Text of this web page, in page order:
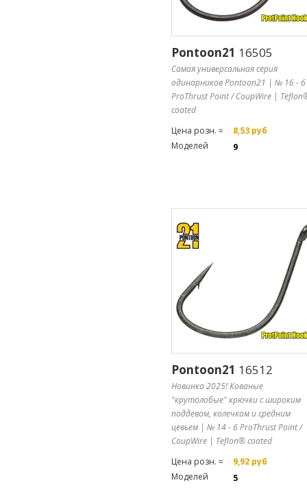
Pontoon21 16505
Самая универсальная серия
одинарников Pontoon21 | № 16 - 6
ProThrust Point / CoupWire |
coated
Цена розн. ≈
8,53 руб
Моделей
9
Pontoon21 16512
Новинка 2025! Кованые
"крутолобые" крючки с широким
поддевом, колечком и средним
цевьем | № 14 - 6 ProThrust Point /
CoupWire | Teflon® coated
Цена розн. ≈
9,92 руб
Моделей
5